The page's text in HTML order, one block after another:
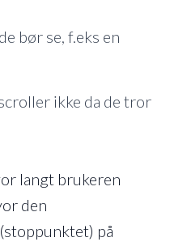
bør se, f.eks en
ikke da de tror
langt brukeren
den
på